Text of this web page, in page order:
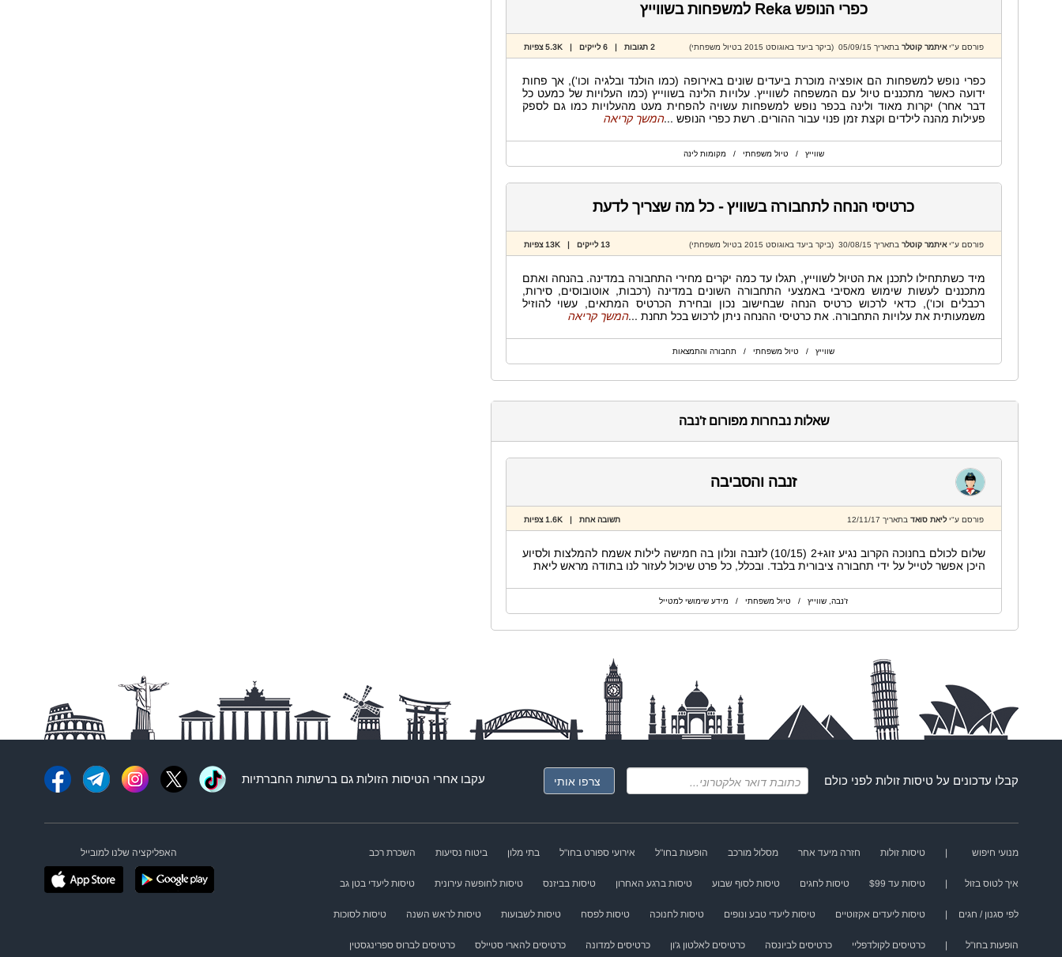
כפרי הנופש Reka למשפחות בשווייץ
פורסם ע"יאיתמר קוטלר בתאריך 05/09/15 (ביקר ביעד באוגוסט 2015 בטיול משפחתי) 2 תגובות | 6 לייקים | 5.3K צפיות
כפרי נופש למשפחות הם אופציה מוכרת ביעדים שונים באירופה (כמו הולנד ובלגיה וכו'), אך פחות
ידועה כאשר מתכננים טיול עם המשפחה לשווייץ. עלויות הלינה בשווייץ (כמו העלויות של כמעט כל
דבר אחר) יקרות מאוד ולינה בכפר נופש למשפחות עשויה להפחית מעט מהעלויות כמו גם לספק
פעילות מהנה לילדים וקצת זמן פנוי עבור ההורים. רשת כפרי הנופש ...המשך קריאה
שווייץ / טיול משפחתי / מקומות לינה
כרטיסי הנחה לתחבורה בשוויץ - כל מה שצריך לדעת
פורסם ע"יאיתמר קוטלר בתאריך 30/08/15 (ביקר ביעד באוגוסט 2015 בטיול משפחתי) 13 לייקים | 13K צפיות
מיד כשתתחילו לתכנן את הטיול לשווייץ, תגלו עד כמה יקרים מחירי התחבורה במדינה. בהנחה ואתם
מתכננים לעשות שימוש מאסיבי באמצעי התחבורה השונים במדינה (רכבות, אוטובוסים, סירות,
רכבלים וכו'), כדאי לרכוש כרטיס הנחה שבחישוב נכון ובחירת הכרטיס המתאים, עשוי להוזיל
משמעותית את עלויות התחבורה. את כרטיסי ההנחה ניתן לרכוש בכל תחנת ...המשך קריאה
שווייץ / טיול משפחתי / תחבורה והתמצאות
שאלות נבחרות מפורום ז'נבה
זנבה והסביבה
פורסם ע"יליאת סואד בתאריך 12/11/17 תשובה אחת | 1.6K צפיות
שלום לכולם בחנוכה הקרוב נגיע זוג+2 (10/15) לזנבה ונלון בה חמישה לילות אשמח להמלצות ולסיוע
היכן אפשר לטייל על ידי תחבורה ציבורית בלבד. ובכלל, כל פרט שיכול לעזור לנו בתודה מראש ליאת
ז'נבה, שווייץ / טיול משפחתי / מידע שימושי למטייל
קבלו עדכונים על טיסות זולות לפני כולם עקבו אחרי הטיסות הזולות גם ברשתות החברתיות
מנועי חיפוש | טיסות זולות חזרה מיעד אחר מסלול מורכב הופעות בחו"ל אירועי ספורט בחו"ל בתי מלון ביטוח נסיעות השכרת רכב
איך לטוס בזול | טיסות עד $99 טיסות לחגים טיסות לסוף שבוע טיסות ברגע האחרון טיסות בביזנס טיסות לחופשה עירונית טיסות ליעדי בטן גב
לפי סגנון / חגים | טיסות ליעדים אקזוטיים טיסות ליעדי טבע ונופים טיסות לחנוכה טיסות לפסח טיסות לשבועות טיסות לראש השנה טיסות לסוכות
הופעות בחו"ל | כרטיסים לקולדפליי כרטיסים לביונסה כרטיסים לאלטון ג'ון כרטיסים למדונה כרטיסים להארי סטיילס כרטיסים לברוס ספרינגסטין
האפליקציה שלנו למובייל